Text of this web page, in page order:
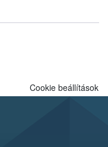
Cookie beállítások